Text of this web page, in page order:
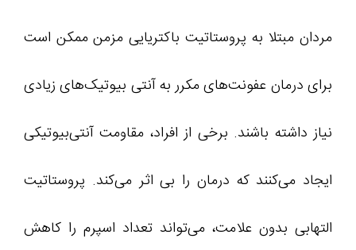
مردان مبتلا به پروستاتیت باکتریایی مزمن ممکن است
برای درمان عفونت‌های مکرر به آنتی بیوتیک‌های زیادی
نیاز داشته باشند. برخی از افراد، مقاومت آنتی‌بیوتیکی
ایجاد می‌کنند که درمان را بی اثر می‌کند. پروستاتیت
التهابی بدون علامت، می‌تواند تعداد اسپرم را کاهش